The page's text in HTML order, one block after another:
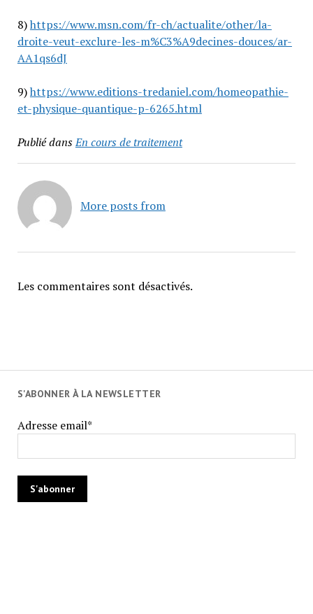
8)https://www.msn.com/fr-ch/actualite/other/la-
droite-veut-exclure-les-m%C3%A9decines-douces/ar-
AA1qs6dJ
9)https://www.editions-tredaniel.com/homeopathie-
et-physique-quantique-p-6265.html
Publié dansEn cours de traitement
More posts from
Les commentaires sont désactivés.
S'ABONNER À LA NEWSLETTER
Adresse email*